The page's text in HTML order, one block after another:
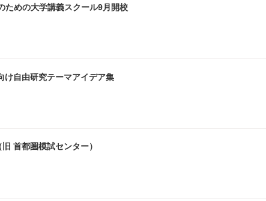
ための大学講義スクール9月開校
け自由研究テーマアイデア集
首都圏模試センター）